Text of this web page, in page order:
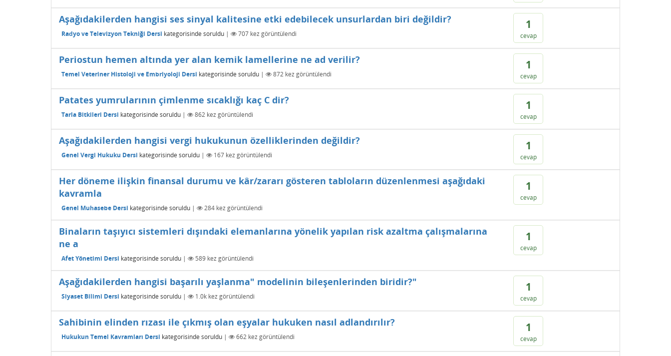
1
cevap
Aşağıdakilerden hangisi ses sinyal kalitesine etki edebilecek unsurlardan biri değildir?
Radyo ve Televizyon Tekniği Dersi kategorisinde soruldu | 707 kez görüntülendi
1
cevap
Periostun hemen altında yer alan kemik lamellerine ne ad verilir?
Temel Veteriner Histoloji ve Embriyoloji Dersi kategorisinde soruldu | 872 kez görüntülendi
1
cevap
Patates yumrularının çimlenme sıcaklığı kaç C dir?
Tarla Bitkileri Dersi kategorisinde soruldu | 862 kez görüntülendi
1
cevap
Aşağıdakilerden hangisi vergi hukukunun özelliklerinden değildir?
Genel Vergi Hukuku Dersi kategorisinde soruldu | 167 kez görüntülendi
1
cevap
Her döneme ilişkin finansal durumu ve kâr/zararı gösteren tabloların düzenlenmesi aşağıdaki
kavramla
Genel Muhasebe Dersi kategorisinde soruldu | 284 kez görüntülendi
1
cevap
Binaların taşıyıcı sistemleri dışındaki elemanlarına yönelik yapılan risk azaltma çalışmalarına
ne a
Afet Yönetimi Dersi kategorisinde soruldu | 589 kez görüntülendi
1
cevap
Aşağıdakilerden hangisi başarılı yaşlanma" modelinin bileşenlerinden biridir?"
Siyaset Bilimi Dersi kategorisinde soruldu | 1.0k kez görüntülendi
1
cevap
Sahibinin elinden rızası ile çıkmış olan eşyalar hukuken nasıl adlandırılır?
Hukukun Temel Kavramları Dersi kategorisinde soruldu | 662 kez görüntülendi